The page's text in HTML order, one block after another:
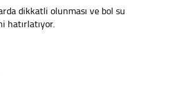
dikkatli olunması ve bol su
hatırlatıyor.